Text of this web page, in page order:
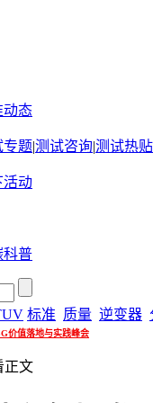
动态
专题|测试咨询|测试热贴
活动
科普
标准 质量 逆变器
价值落地与实践峰会
正文